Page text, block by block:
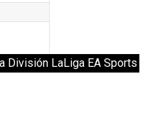
División LaLiga EA Sports